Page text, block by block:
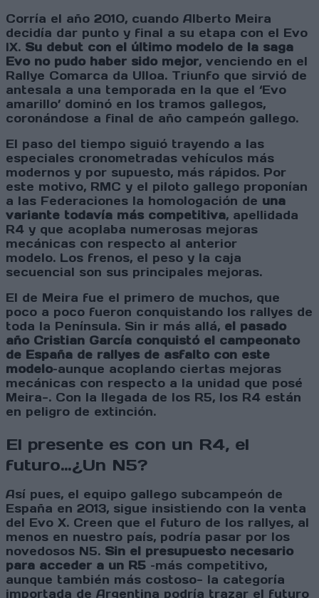
Corría el año 2010, cuando Alberto Meira
decidía dar punto y final a su etapa con el Evo
IX. Su debut con el último modelo de la saga
Evo no pudo haber sido mejor, venciendo en el
Rallye Comarca da Ulloa. Triunfo que sirvió de
antesala a una temporada en la que el ‘Evo
amarillo’ dominó en los tramos gallegos,
coronándose a final de año campeón gallego.
El paso del tiempo siguió trayendo a las
especiales cronometradas vehículos más
modernos y por supuesto, más rápidos. Por
este motivo, RMC y el piloto gallego proponían
a las Federaciones la homologación de una
variante todavía más competitiva, apellidada
R4 y que acoplaba numerosas mejoras
mecánicas con respecto al anterior
modelo. Los frenos, el peso y la caja
secuencial son sus principales mejoras.
El de Meira fue el primero de muchos, que
poco a poco fueron conquistando los rallyes de
toda la Península. Sin ir más allá, el pasado
año Cristian García conquistó el campeonato
de España de rallyes de asfalto con este
modelo–aunque acoplando ciertas mejoras
mecánicas con respecto a la unidad que posé
Meira-. Con la llegada de los R5, los R4 están
en peligro de extinción.
El presente es con un R4, el
futuro…¿Un N5?
Así pues, el equipo gallego subcampeón de
España en 2013, sigue insistiendo con la venta
del Evo X. Creen que el futuro de los rallyes, al
menos en nuestro país, podría pasar por los
novedosos N5. Sin el presupuesto necesario
para acceder a un R5 –más competitivo,
aunque también más costoso- la categoría
importada de Argentina podría trazar el futuro